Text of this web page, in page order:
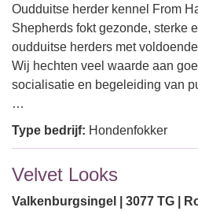
Oudduitse herder kennel From
Shepherds fokt gezonde, sterke
oudduitse herders met
Wij hechten veel waarde aan
socialisatie en begeleiding van
…
Type bedrijf: Hondenfokker
Velvet Looks
Valkenburgsingel | 3077 TG |